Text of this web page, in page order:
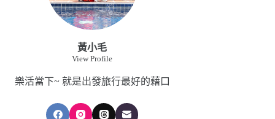
黃小毛
View Profile
樂活當下~ 就是出發旅行最好的藉口